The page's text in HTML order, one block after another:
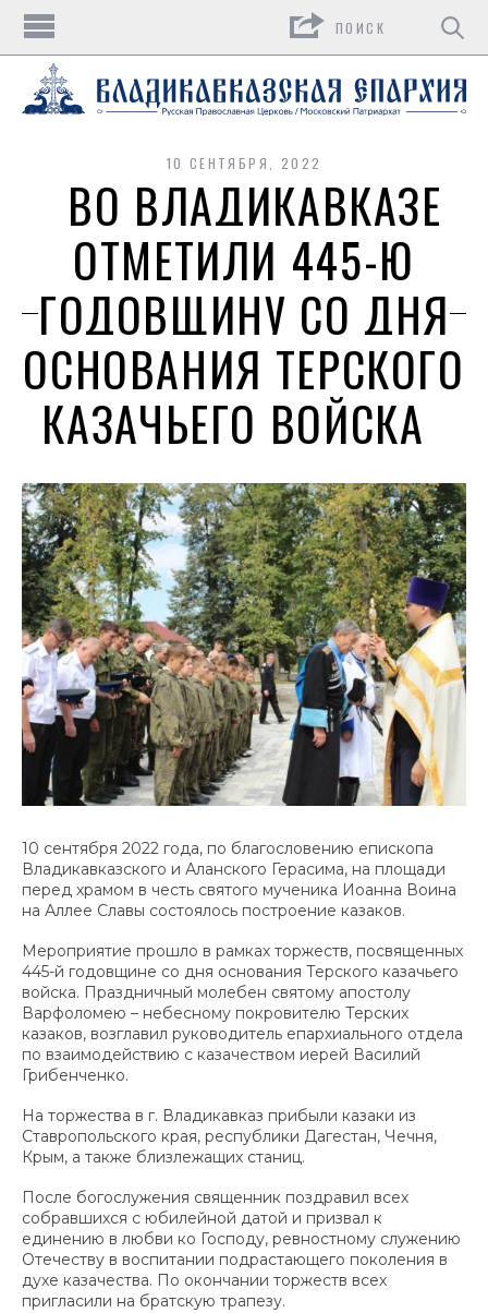
10 СЕНТЯБРЯ, 2022
ВО ВЛАДИКАВКАЗЕ
ОТМЕТИЛИ 445-Ю
ГОДОВЩИНУ СО ДНЯ
ОСНОВАНИЯ ТЕРСКОГО
КАЗАЧЬЕГО ВОЙСКА
10 сентября 2022 года, по благословению епископа
Владикавказского и Аланского Герасима, на площади
перед храмом в честь святого мученика Иоанна Воина
на Аллее Славы состоялось построение казаков.
Мероприятие прошло в рамках торжеств, посвященных
445-й годовщине со дня основания Терского казачьего
войска. Праздничный молебен святому апостолу
Варфоломею – небесному покровителю Терских
казаков, возглавил руководитель епархиального отдела
по взаимодействию с казачеством иерей Василий
Грибенченко.
На торжества в г. Владикавказ прибыли казаки из
Ставропольского края, республики Дагестан, Чечня,
Крым, а также близлежащих станиц.
После богослужения священник поздравил всех
собравшихся с юбилейной датой и призвал к
единению в любви ко Господу, ревностному служению
Отечеству в воспитании подрастающего поколения в
духе казачества. По окончании торжеств всех
пригласили на братскую трапезу.